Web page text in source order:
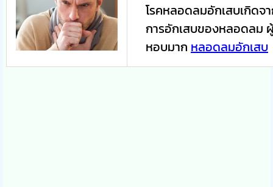
โรคหลอดลมอักเสบเกิดจา
การอักเสบของหลอดลม ผู้
หอบมาก หลอดลมอักเสบ